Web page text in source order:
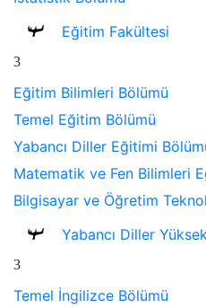
Eğitim Fakültesi
Eğitim Bilimleri Bölümü
Temel Eğitim Bölümü
Yabancı Diller Eğitimi
Matematik ve Fen Bilimleri
Bilgisayar ve Öğretim
Yabancı Diller
Temel İngilizce Bölümü